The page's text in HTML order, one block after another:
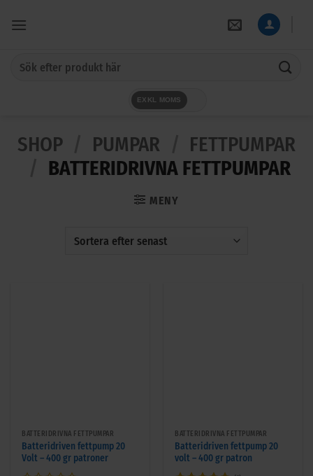
EXKL MOMS
SHOP PUMPAR
FETTPUMPAR
BATTERIDRIVNA FETTPUMPAR
MENY
BATTERIDRIVNA FETTPUMPAR
Batteridriven fettpump 20
Volt – 400 gr patroner
BATTERIDRIVNA FETTPUMPAR
Batteridriven fettpump 20
volt – 400 gr patron